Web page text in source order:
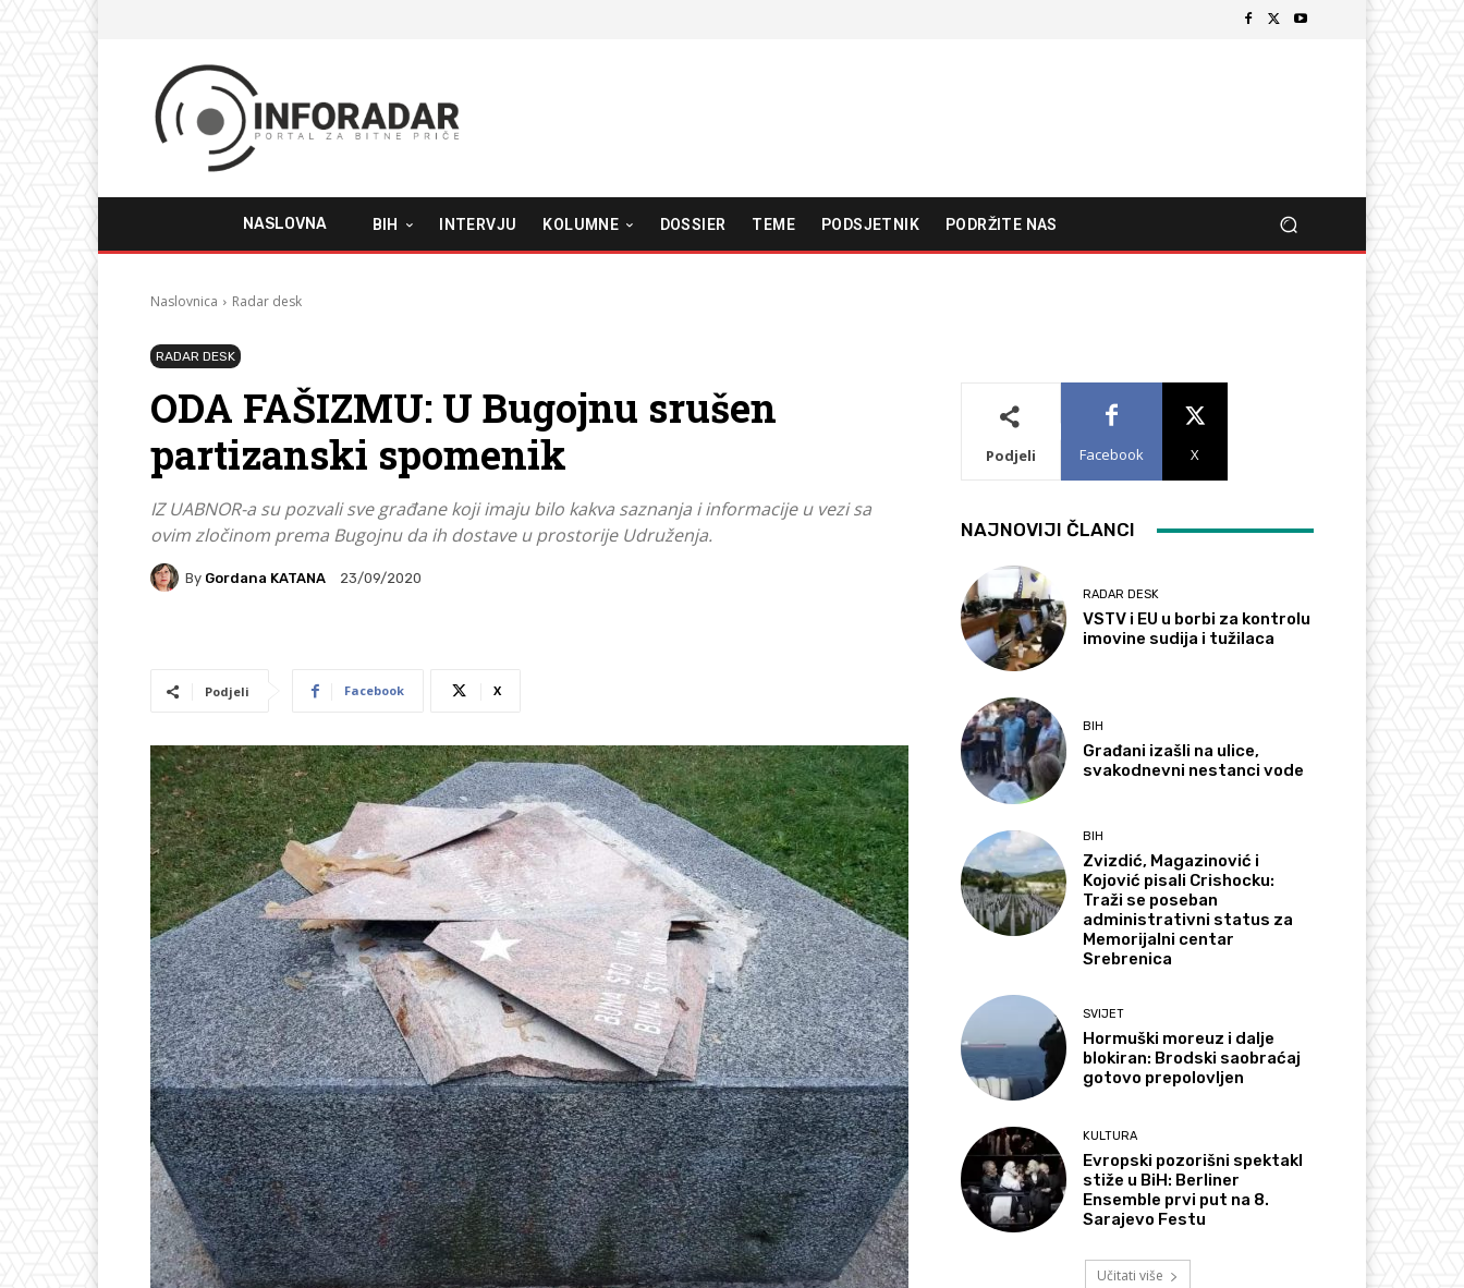
NASLOVNA BIH INTERVJU KOLUMNE DOSSIER TEME PODSJETNIK PODRŽITE NAS
Naslovnica Radar desk
RADAR DESK
ODA FAŠIZMU: U Bugojnu srušen
partizanski spomenik
IZ UABNOR-a su pozvali sve građane koji imaju bilo kakva saznanja i informacije u vezi sa
ovim zločinom prema Bugojnu da ih dostave u prostorije Udruženja.
By Gordana KATANA 23/09/2020
Podjeli Facebook X
Podjeli Facebook X
NAJNOVIJI ČLANCI
RADAR DESK
VSTV i EU u borbi za kontrolu
imovine sudija i tužilaca
BIH
Građani izašli na ulice,
svakodnevni nestanci vode
BIH
Zvizdić, Magazinović i
Kojović pisali Crishocku:
Traži se poseban
administrativni status za
Memorijalni centar
Srebrenica
SVIJET
Hormuški moreuz i dalje
blokiran: Brodski saobraćaj
gotovo prepolovljen
KULTURA
Evropski pozorišni spektakl
stiže u BiH: Berliner
Ensemble prvi put na 8.
Sarajevo Festu
Učitati više